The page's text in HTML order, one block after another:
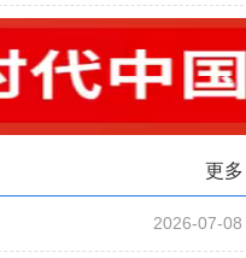
更多
2026-07-08